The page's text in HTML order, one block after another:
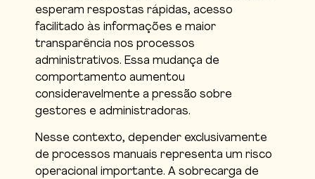
esperam respostas rápidas, acesso
facilitado às informações e maior
transparência nos processos
administrativos. Essa mudança de
comportamento aumentou
consideravelmente a pressão sobre
gestores e administradoras.
Nesse contexto, depender exclusivamente
de processos manuais representa um risco
operacional importante. A sobrecarga de